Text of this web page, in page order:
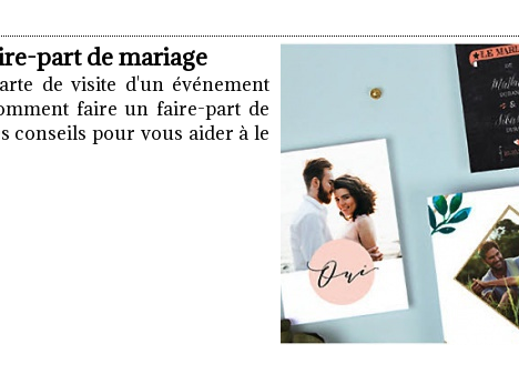
part de mariage
de visite d'un événement
faire un faire-part de
conseils pour vous aider à le